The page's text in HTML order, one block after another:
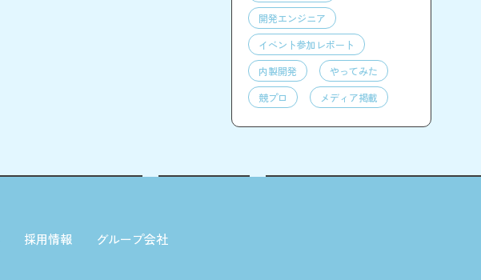
開発エンジニア
イベント参加レポート
内製開発
やってみた
競プロ
メディア掲載
採用情報
グループ会社